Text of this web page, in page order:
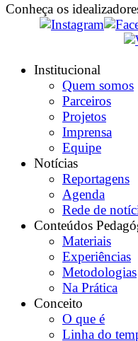
Conheça os
Institucional
Quem somos
Parceiros
Projetos
Imprensa
Equipe
Notícias
Reportagens
Agenda
Rede de
Conteúdos
Materiais
Experiências
Metodologias
Na Prática
Conceito
O que é
Linha do